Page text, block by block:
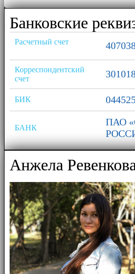
Банковские
Расчетный счет
Корреспондентский
счет
БИК
БАНК
ПАО
Анжела Ревенкова